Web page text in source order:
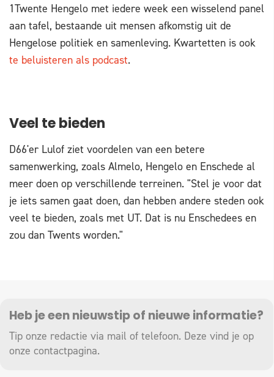
1Twente Hengelo met iedere week een wisselend panel
aan tafel, bestaande uit mensen afkomstig uit de
Hengelose politiek en samenleving. Kwartetten is ook
te beluisteren als podcast.
Veel te bieden
D66'er Lulof ziet voordelen van een betere
samenwerking, zoals Almelo, Hengelo en Enschede al
meer doen op verschillende terreinen. "Stel je voor dat
je iets samen gaat doen, dan hebben andere steden ook
veel te bieden, zoals met UT. Dat is nu Enschedees en
zou dan Twents worden."
Heb je een nieuwstip of nieuwe informatie?
Tip onze redactie via mail of telefoon. Deze vind je op
onze contactpagina.